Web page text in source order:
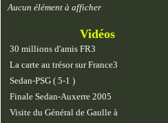
Aucun élément à afficher
Vidéos
30 millions d'amis FR3
La carte au trésor sur France3
Sedan-PSG ( 5-1 )
Finale Sedan-Auxerre 2005
Visite du Général de Gaulle à